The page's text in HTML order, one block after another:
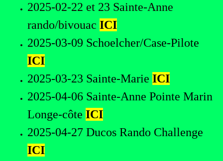
2025-02-22 et 23 Sainte-Anne
rando/bivouac ICI
2025-03-09 Schoelcher/Case-Pilote
ICI
2025-03-23 Sainte-Marie ICI
2025-04-06 Sainte-Anne Pointe Marin
Longe-côte ICI
2025-04-27 Ducos Rando Challenge
ICI